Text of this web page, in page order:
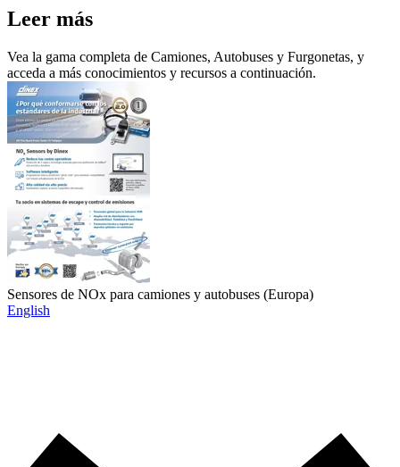
Leer más
Vea la gama completa de Camiones, Autobuses y Furgonetas, y
acceda a más conocimientos y recursos a continuación.
Sensores de NOx para camiones y autobuses (Europa)
English